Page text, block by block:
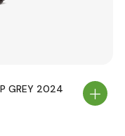
GREY 2024